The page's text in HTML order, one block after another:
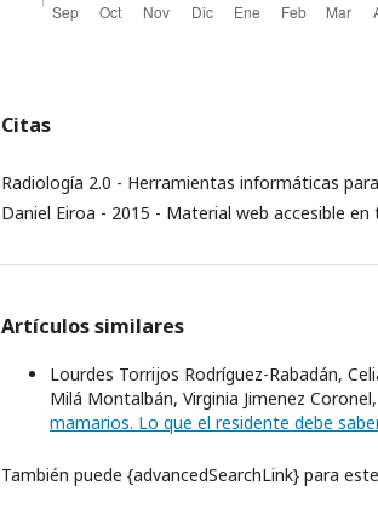
Citas
Radiología 2.0 - Herramientas informáticas
Daniel Eiroa - 2015 - Material web accesible en
Artículos similares
Lourdes Torrijos Rodríguez-Rabadán,
Milá Montalbán, Virginia Jimenez
mamarios. Lo que el residente debe
También puede {advancedSearchLink} para